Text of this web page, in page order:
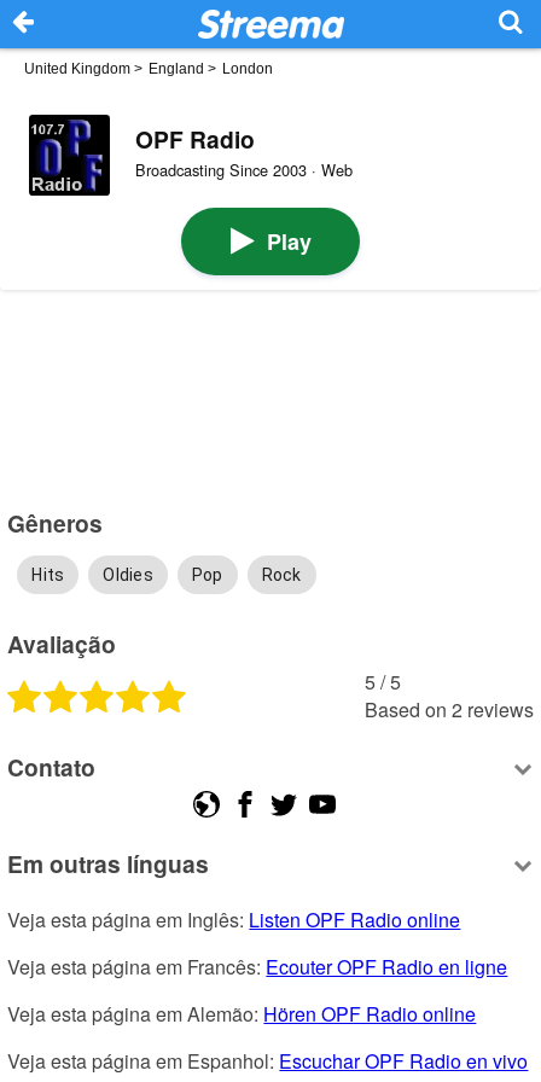
United Kingdom > England > London
OPF Radio
Broadcasting Since 2003 · Web
Play
Gêneros
Hits Oldies Pop Rock
Avaliação
5 /5
Based on 2 reviews
Contato
Em outras línguas
Veja esta página em Inglês: Listen OPF Radio online
Veja esta página em Francês: Ecouter OPF Radio en ligne
Veja esta página em Alemão: Hören OPF Radio online
Veja esta página em Espanhol: Escuchar OPF Radio en vivo